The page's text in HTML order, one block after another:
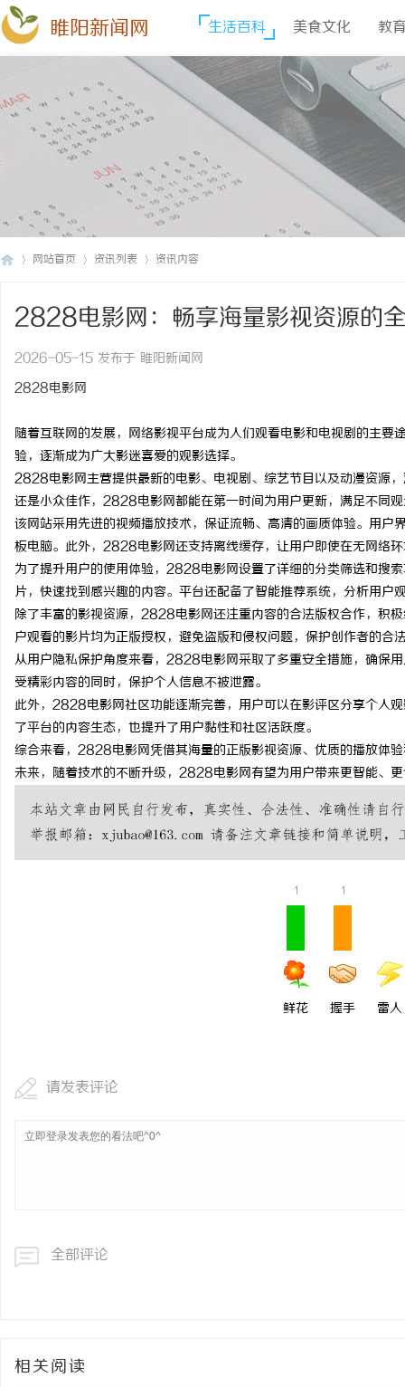
睢阳新闻网 生活百科 美食文化 教
网站首页 资讯列表 资讯内容
2828电影网：畅享海量影视资源的
2026-05-15 发布于 睢阳新闻网
2828电影网
随着互联网的发展，网络影视平台成为人们观看电影和电视剧的主
验，逐渐成为广大影迷喜爱的观影选择。
2828电影网主营提供最新的电影、电视剧、综艺节目以及动漫资源
还是小众佳作，2828电影网都能在第一时间为用户更新，满足不同
该网站采用先进的视频播放技术，保证流畅、高清的画质体验。用
板电脑。此外，2828电影网还支持离线缓存，让用户即使在无网络
为了提升用户的使用体验，2828电影网设置了详细的分类筛选和搜
片，快速找到感兴趣的内容。平台还配备了智能推荐系统，分析用户
除了丰富的影视资源，2828电影网还注重内容的合法版权合作，积
户观看的影片均为正版授权，避免盗版和侵权问题，保护创作者的合
从用户隐私保护角度来看，2828电影网采取了多重安全措施，确保
受精彩内容的同时，保护个人信息不被泄露。
此外，2828电影网社区功能逐渐完善，用户可以在影评区分享个人
了平台的内容生态，也提升了用户黏性和社区活跃度。
综合来看，2828电影网凭借其海量的正版影视资源、优质的播放体
未来，随着技术的不断升级，2828电影网有望为用户带来更智能、
1
鲜花
1
握手 雷人
请发表评论
全部评论
相关阅读
武汉配眼镜 上海配眼镜